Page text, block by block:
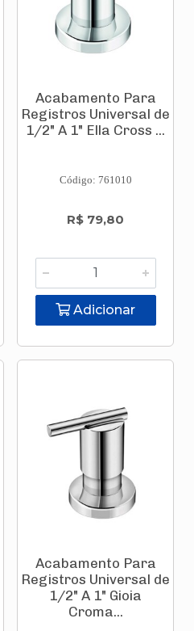
Acabamento Para
Registros Universal de
1/2" A 1" Ella Cross ...
Código: 761010
R$ 79,80
Adicionar
Acabamento Para
Registros Universal de
1/2" A 1" Gioia
Croma...